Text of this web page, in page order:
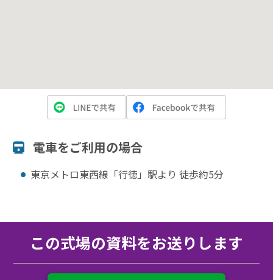
電⾞をご利⽤の場合
東京メトロ東西線「行徳」駅より 徒歩約5分
この式場の資料をお送りします